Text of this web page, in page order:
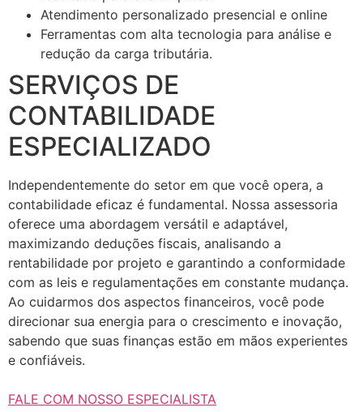
Atendimento personalizado presencial e online
Ferramentas com alta tecnologia para análise e
redução da carga tributária.
SERVIÇOS DE
CONTABILIDADE
ESPECIALIZADO
Independentemente do setor em que você opera, a
contabilidade eficaz é fundamental. Nossa assessoria
oferece uma abordagem versátil e adaptável,
maximizando deduções fiscais, analisando a
rentabilidade por projeto e garantindo a conformidade
com as leis e regulamentações em constante mudança.
Ao cuidarmos dos aspectos financeiros, você pode
direcionar sua energia para o crescimento e inovação,
sabendo que suas finanças estão em mãos experientes
e confiáveis.
FALE COM NOSSO ESPECIALISTA